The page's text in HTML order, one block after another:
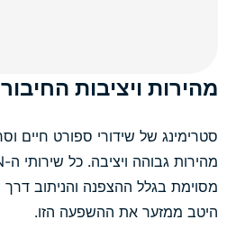
מהירות ויציבות החיבור
היטב ממזער את ההשפעה הזו.